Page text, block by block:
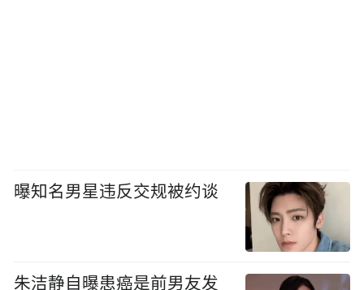
曝知名男星违反交规被约谈
朱洁静自曝患癌是前男友发